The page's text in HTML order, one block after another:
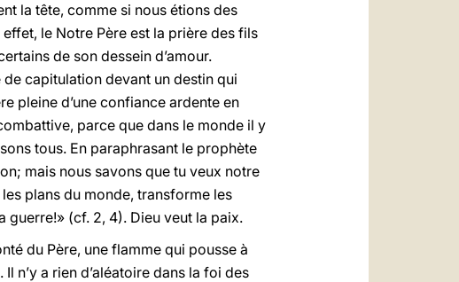
la tête, comme si nous étions des
le Notre Père est la prière des fils
de son dessein d’amour.
capitulation devant un destin qui
pleine d’une confiance ardente en
parce que dans le monde il y
tous. En paraphrasant le prophète
mais nous savons que tu veux notre
plans du monde, transforme les
guerre!» (cf. 2, 4). Dieu veut la paix.
du Père, une flamme qui pousse à
n’y a rien d’aléatoire dans la foi des